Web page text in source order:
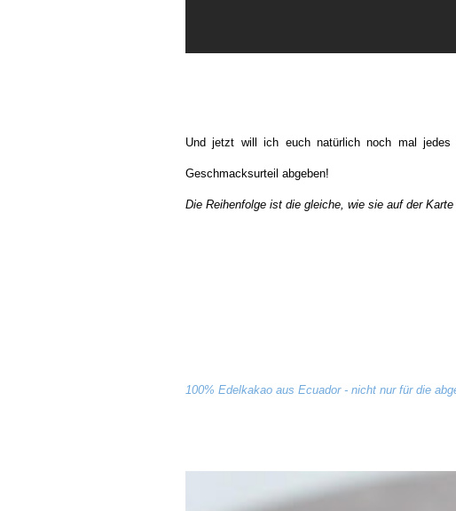
Und jetzt will ich euch natürlich noch mal
Geschmacksurteil abgeben!
Die Reihenfolge ist die gleiche, wie sie auf der
100% Edelkakao aus Ecuador - nicht nur für die